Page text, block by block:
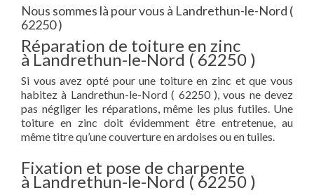
Nous sommes là pour vous à Landrethun-le-Nord (
62250 )
Réparation de toiture en zinc
à Landrethun-le-Nord ( 62250 )
Si vous avez opté pour une toiture en zinc et que vous
habitez à Landrethun-le-Nord ( 62250 ), vous ne devez
pas négliger les réparations, même les plus futiles. Une
toiture en zinc doit évidemment être entretenue, au
même titre qu’une couverture en ardoises ou en tuiles.
Fixation et pose de charpente
à Landrethun-le-Nord ( 62250 )